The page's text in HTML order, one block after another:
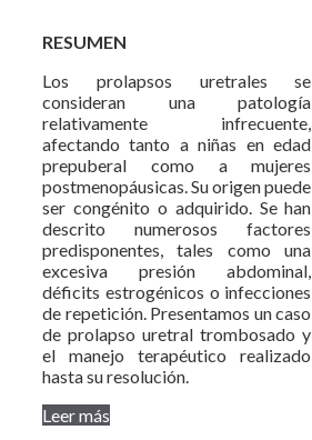
RESUMEN
Los prolapsos uretrales se
consideran una patología
relativamente infrecuente,
afectando tanto a niñas en edad
prepuberal como a mujeres
postmenopáusicas. Su origen puede
ser congénito o adquirido. Se han
descrito numerosos factores
predisponentes, tales como una
excesiva presión abdominal,
déficits estrogénicos o infecciones
de repetición. Presentamos un caso
de prolapso uretral trombosado y
el manejo terapéutico realizado
hasta su resolución.
Leer más